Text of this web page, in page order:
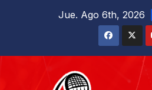
Jue. Ago 6th, 2026